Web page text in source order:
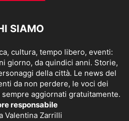
SIAMO
cultura, tempo libero, eventi:
giorno, da quindici anni. Storie,
della città. Le news del
da non perdere, le voci dei
aggiornati gratuitamente.
responsabile
Valentina Zarrilli